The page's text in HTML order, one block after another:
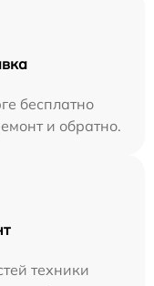
бесплатно
и обратно.
техники